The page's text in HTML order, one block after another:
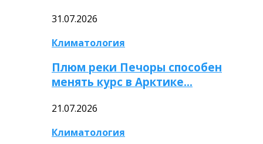
31.07.2026
Климатология
Плюм реки Печоры способен
менять курс в Арктике…
21.07.2026
Климатология